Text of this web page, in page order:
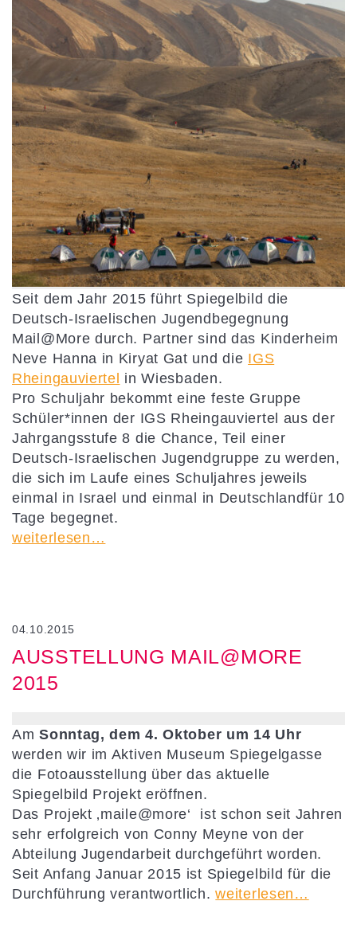
Seit dem Jahr 2015 führt Spiegelbild die
Deutsch-Israelischen Jugendbegegnung
Mail@More durch. Partner sind das Kinderheim
Neve Hanna in Kiryat Gat und die IGS
Rheingauviertel in Wiesbaden.
Pro Schuljahr bekommt eine feste Gruppe
Schüler*innen der IGS Rheingauviertel aus der
Jahrgangsstufe 8 die Chance, Teil einer
Deutsch-Israelischen Jugendgruppe zu werden,
die sich im Laufe eines Schuljahres jeweils
einmal in Israel und einmal in Deutschlandfür 10
Tage begegnet.
weiterlesen…
04.10.2015
AUSSTELLUNG MAIL@MORE
2015
AmSonntag, dem 4. Oktober um 14 Uhr
werden wir im Aktiven Museum Spiegelgasse
die Fotoausstellung über das aktuelle
Spiegelbild Projekt eröffnen.
Das Projekt ‚maile@more‘ ist schon seit Jahren
sehr erfolgreich von Conny Meyne von der
Abteilung Jugendarbeit durchgeführt worden.
Seit Anfang Januar 2015 ist Spiegelbild für die
Durchführung verantwortlich.weiterlesen…